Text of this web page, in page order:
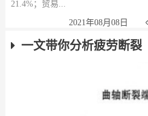
21.4%；贸易...
2021年08月08日
一文带你分析疲劳断裂